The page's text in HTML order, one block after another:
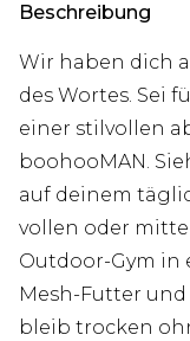
Beschreibung
Wir haben dich
des Wortes. Sei
einer stilvollen
boohooMAN.
auf deinem
vollen oder
Outdoor-Gym in
Mesh-Futter und
bleib trocken